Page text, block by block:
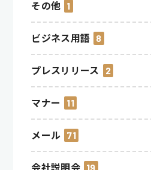
その他 1
ビジネス用語 8
プレスリリース 2
マナー 11
メール 71
会社説明会 19